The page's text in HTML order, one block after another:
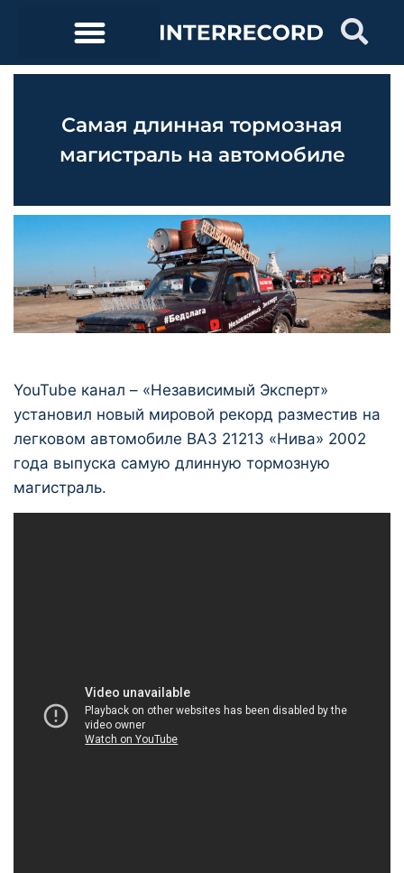
Самая длинная тормозная
магистраль на автомобиле
YouTube канал – «Независимый Эксперт»
установил новый мировой рекорд разместив на
легковом автомобиле ВАЗ 21213 «Нива» 2002
года выпуска самую длинную тормозную
магистраль.